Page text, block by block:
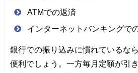
ATMでの返済
インターネットバンキングで
銀行での振り込みに慣れているな
便利でしょう。一方毎月定額が引